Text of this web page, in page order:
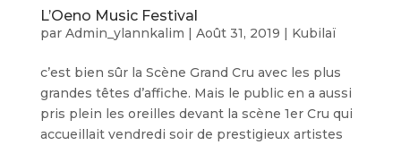
L’Oeno Music Festival
par Admin_ylannkalim | Août 31, 2019 | Kubilaï
c’est bien sûr la Scène Grand Cru avec les plus
grandes têtes d’affiche. Mais le public en a aussi
pris plein les oreilles devant la scène 1er Cru qui
accueillait vendredi soir de prestigieux artistes